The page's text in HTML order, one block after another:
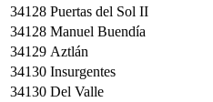
34128 Puertas del Sol II
34128 Manuel Buendía
34129 Aztlán
34130 Insurgentes
34130 Del Valle